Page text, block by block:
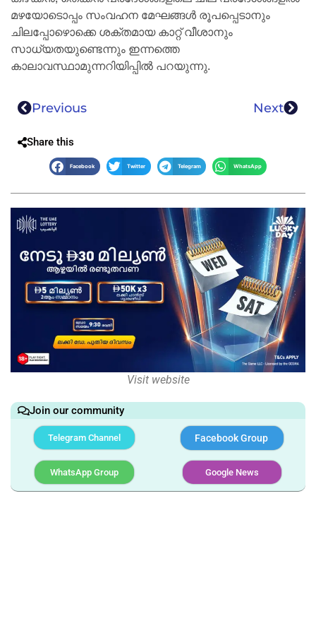
മഴയോടൊപ്പം സംവഹന മേഘങ്ങൾ രൂപപ്പെടാനും
ചിലപ്പോഴൊക്കെ ശക്തമായ കാറ്റ് വീശാനും
സാധ്യതയുണ്ടെന്നും ഇന്നത്തെ
കാലാവസ്ഥാമുന്നറിയിപ്പിൽ പറയുന്നു.
Previous Next
Share this
Facebook Twitter Telegram WhatsApp
Visit website
Join our community
Telegram Channel Facebook Group
WhatsApp Group Google News